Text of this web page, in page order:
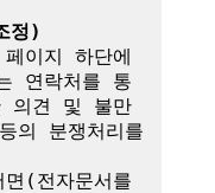
정)
이지 하단에
연락처를 통
의견 및 불만
의 분쟁처리를
(전자문서를